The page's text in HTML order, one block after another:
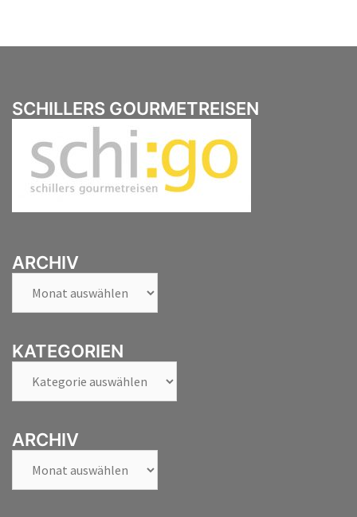
SCHILLERS GOURMETREISEN
ARCHIV
KATEGORIEN
ARCHIV